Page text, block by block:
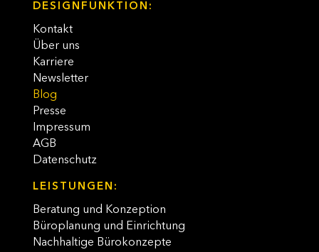
DESIGNFUNKTION:
Kontakt
Über uns
Karriere
Newsletter
Blog
Presse
Impressum
AGB
Datenschutz
LEISTUNGEN:
Beratung und Konzeption
Büroplanung und Einrichtung
Nachhaltige Bürokonzepte